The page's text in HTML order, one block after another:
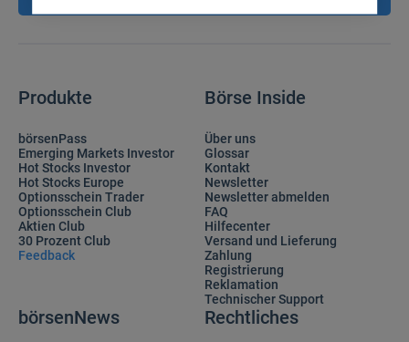
Produkte
börsenPass
Emerging Markets Investor
Hot Stocks Investor
Hot Stocks Europe
Optionsschein Trader
Optionsschein Club
Aktien Club
30 Prozent Club
Feedback
Börse Inside
Über uns
Glossar
Kontakt
Newsletter
Newsletter abmelden
FAQ
Hilfecenter
Versand und Lieferung
Zahlung
Registrierung
Reklamation
Technischer Support
börsenNews Rechtliches